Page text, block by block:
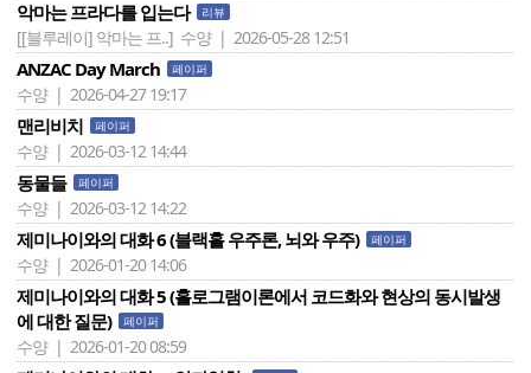
악마는 프라다를 입는다 리뷰
[[블루레이] 악마는 프..] 수양 | 2026-05-28 12:51
ANZAC Day March 페이퍼
수양 | 2026-04-27 19:17
맨리비치 페이퍼
수양 | 2026-03-12 14:44
동물들 페이퍼
수양 | 2026-03-12 14:22
제미나이와의 대화 6 (블랙홀 우주론, 뇌와 우주) 페이퍼
수양 | 2026-01-20 14:06
제미나이와의 대화 5 (홀로그램이론에서 코드화와 현상의 동시발생
에 대한 질문)
페이퍼
수양 | 2026-01-20 08:59